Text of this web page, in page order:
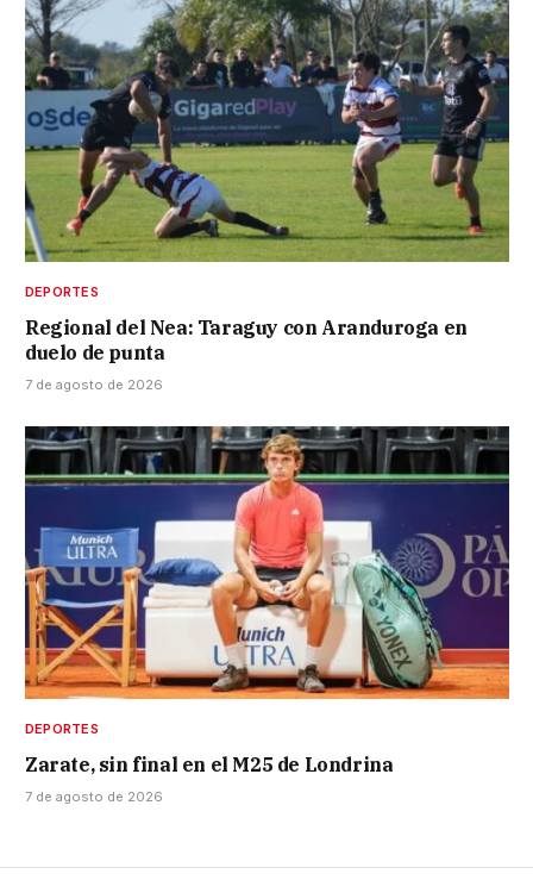
DEPORTES
Regional del Nea: Taraguy con Aranduroga en
duelo de punta
7 de agosto de 2026
DEPORTES
Zarate, sin final en el M25 de Londrina
7 de agosto de 2026